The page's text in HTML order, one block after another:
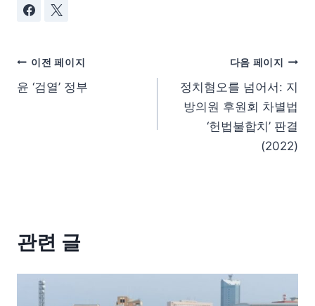
이전 페이지
윤 ‘검열’ 정부
다음 페이지
정치혐오를 넘어서: 지
방의원 후원회 차별법
‘헌법불합치’ 판결
(2022)
관련 글